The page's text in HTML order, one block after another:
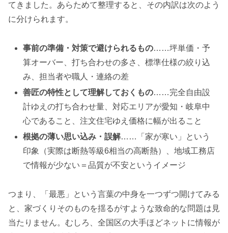
てきました。あらためて整理すると、その内訳は次のよう
に分けられます。
事前の準備・対策で避けられるもの……坪単価・予
算オーバー、打ち合わせの多さ、標準仕様の絞り込
み、担当者や職人・連絡の差
善匠の特性として理解しておくもの……完全自由設
計ゆえの打ち合わせ量、対応エリアが愛知・岐阜中
心であること、注文住宅ゆえ価格に幅が出ること
根拠の薄い思い込み・誤解……「家が寒い」という
印象（実際は断熱等級6相当の高断熱）、地域工務店
で情報が少ない＝品質が不安というイメージ
つまり、「最悪」という言葉の中身を一つずつ開けてみる
と、家づくりそのものを揺るがすような致命的な問題は見
当たりません。むしろ、全国区の大手ほどネットに情報が